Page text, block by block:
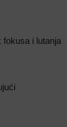
i lutanja